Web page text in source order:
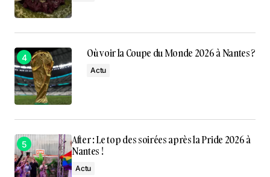
Où voir la Coupe du Monde 2026 à Nantes ?
Actu
After : Le top des soirées après la Pride 2026 à
Nantes !
Actu